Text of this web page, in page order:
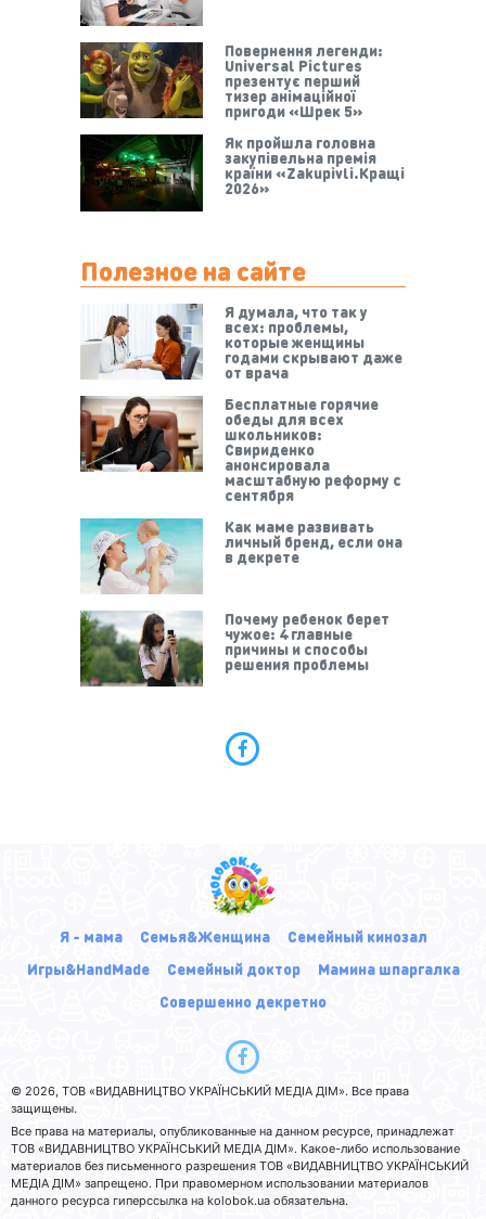
Повернення легенди:
Universal Pictures
презентує перший
тизер анімаційної
пригоди «Шрек 5»
Як пройшла головна
закупівельна премія
країни «Zakupivli.Кращі
2026»
Полезное на сайте
Я думала, что так у
всех: проблемы,
которые женщины
годами скрывают даже
от врача
Бесплатные горячие
обеды для всех
школьников:
Свириденко
анонсировала
масштабную реформу с
сентября
Как маме развивать
личный бренд, если она
в декрете
Почему ребенок берет
чужое: 4 главные
причины и способы
решения проблемы
Я - мама Семья&Женщина
Семейный кинозал
Игры&HandMade
Семейный доктор
Мамина шпаргалка
Совершенно декретно
© 2026, ТОВ «ВИДАВНИЦТВО УКРАЇНСЬКИЙ МЕДІА ДІМ». Все права
защищены.
Все права на материалы, опубликованные на данном ресурсе, принадлежат
ТОВ «ВИДАВНИЦТВО УКРАЇНСЬКИЙ МЕДІА ДІМ». Какое-либо использование
материалов без письменного разрешения ТОВ «ВИДАВНИЦТВО УКРАЇНСЬКИЙ
МЕДІА ДІМ» запрещено. При правомерном использовании материалов
данного ресурса гиперссылка на kolobok.ua обязательна.